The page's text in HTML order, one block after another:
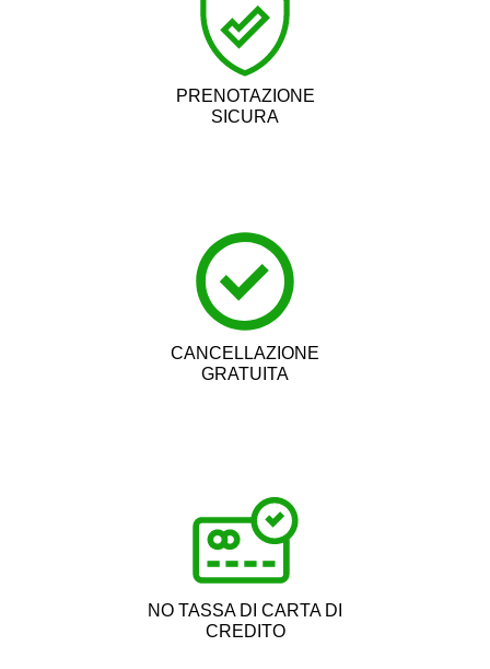
PRENOTAZIONE
SICURA
CANCELLAZIONE
GRATUITA
NO TASSA DI CARTA DI
CREDITO